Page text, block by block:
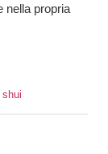
nella propria